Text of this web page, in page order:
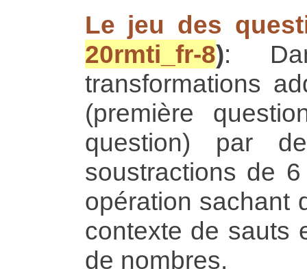
Le jeu des
20rmti_fr-8):
transformations
(première
question) par
soustractions de
opération sachant
contexte de sauts
de nombres.